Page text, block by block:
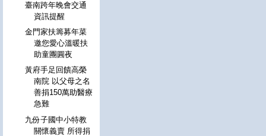
臺南跨年晚會交通
資訊提醒
金門家扶籌募年菜
邀您愛心溫暖扶
助童團圓夜
黃府手足回饋高榮
南院 以父母之名
善捐150萬助醫療
急難
九份子國中小特教
關懷義賣 所得捐